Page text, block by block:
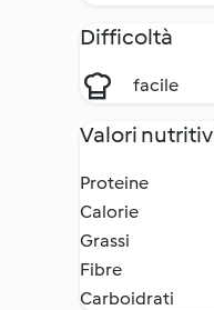
Difficoltà
facile
Valori
Proteine
Calorie
Grassi
Fibre
Carboidrati